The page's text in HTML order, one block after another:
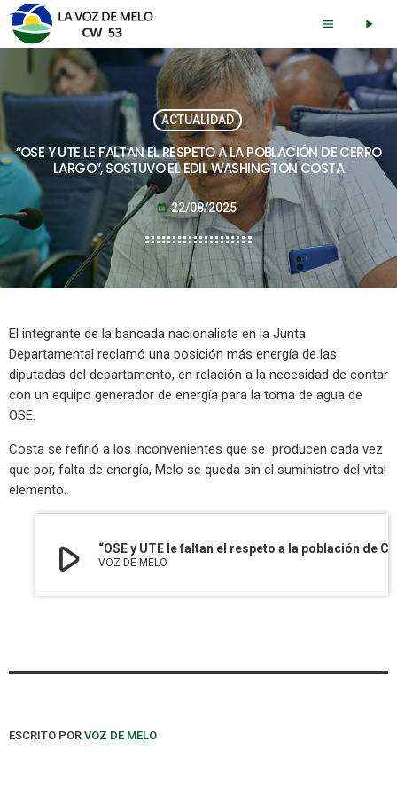
menu play_arrow
ACTUALIDAD
“OSE Y UTE LE FALTAN EL RESPETO A LA POBLACIÓN DE CERRO
LARGO”, SOSTUVO EL EDIL WASHINGTON COSTA
today 22/08/2025
El integrante de la bancada nacionalista en la Junta
Departamental reclamó una posición más energía de las
diputadas del departamento, en relación a la necesidad de contar
con un equipo generador de energía para la toma de agua de
OSE.
Costa se refirió a los inconvenientes que se producen cada vez
que por, falta de energía, Melo se queda sin el suministro del vital
elemento.
play_arrow VOZ DE MELO
ESCRITO POR VOZ DE MELO